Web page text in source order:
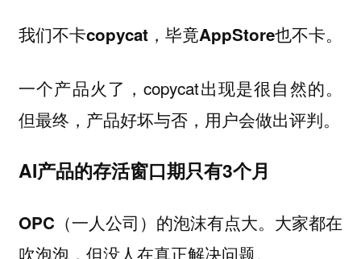
我们不卡copycat，毕竟AppStore也不卡。
一个产品火了，copycat出现是很自然的。
但最终， 产品好坏与否，用户会做出评判。
AI产品的存活窗口期只有3个月
OPC（一人公司）的泡沫有点大。 大家都在
吹泡泡，但没人在真正解决问题。